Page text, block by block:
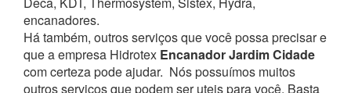
encanadores.
Há também, outros serviços que você possa precisar e
que a empresa Hidrotex Encanador Jardim Cidade
com certeza pode ajudar. Nós possuímos muitos
outros serviços que podem ser uteis para você. Basta